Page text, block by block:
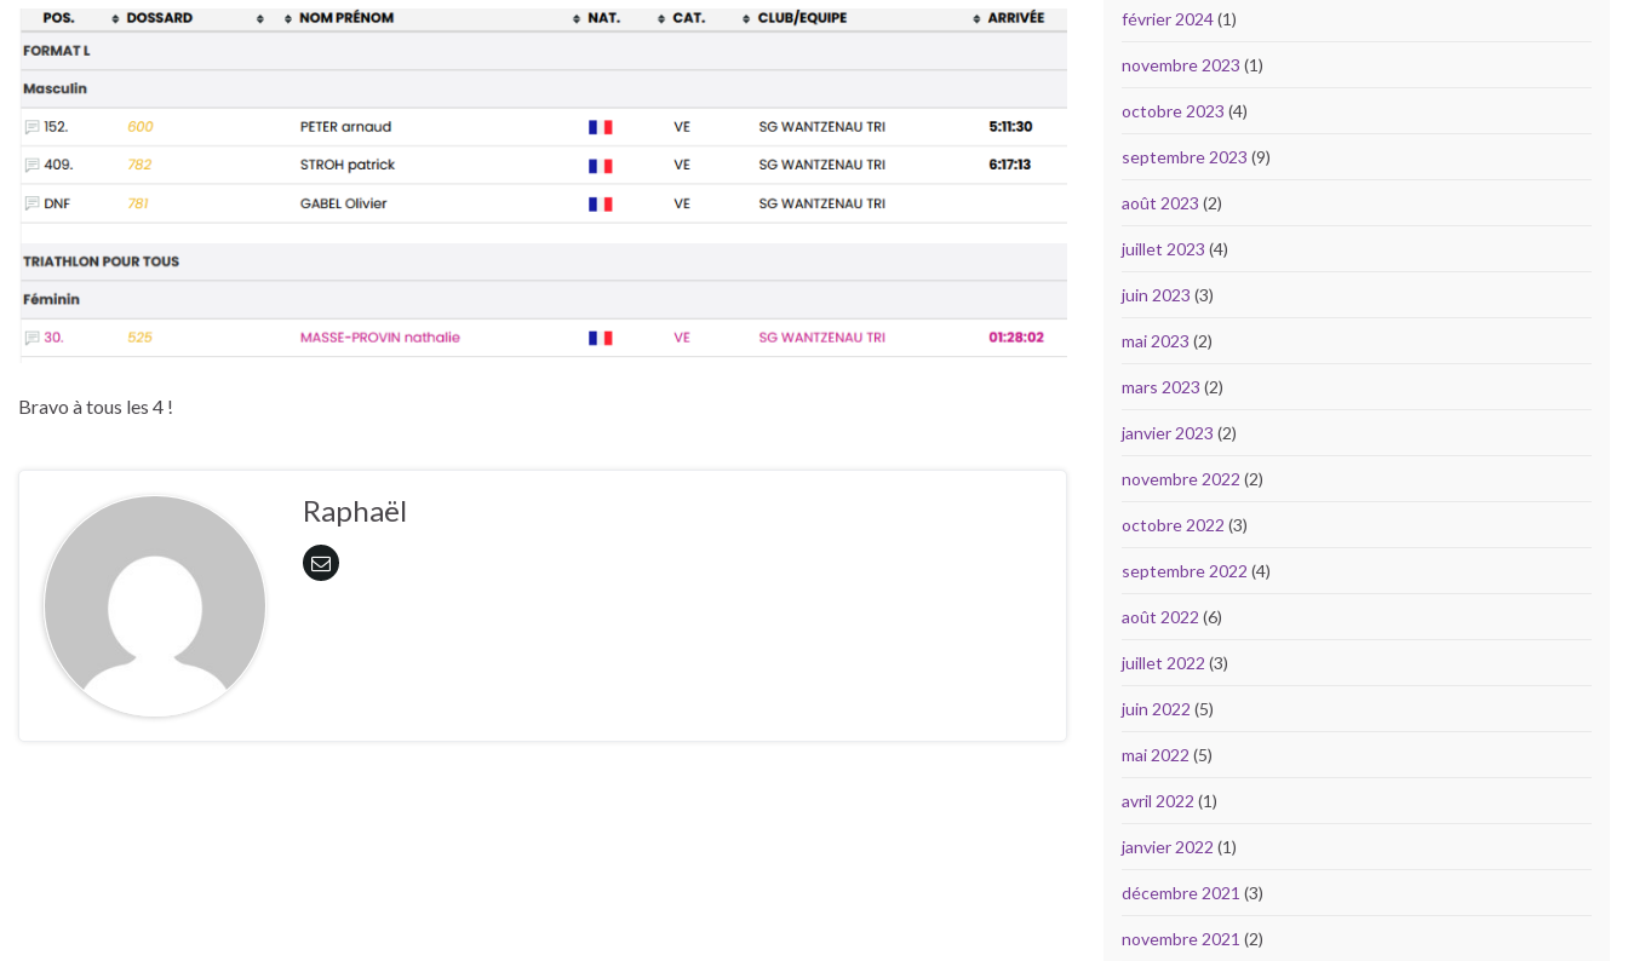
Bravo à tous les 4 !
Raphaël
février 2024(1)
novembre 2023 (1)
octobre 2023 (4)
septembre 2023 (9)
août 2023 (2)
juillet 2023 (4)
juin 2023 (3)
mai 2023 (2)
mars 2023 (2)
janvier 2023 (2)
novembre 2022 (2)
octobre 2022 (3)
septembre 2022 (4)
août 2022 (6)
juillet 2022 (3)
juin 2022 (5)
mai 2022 (5)
avril 2022 (1)
janvier 2022 (1)
décembre 2021 (3)
novembre 2021 (2)